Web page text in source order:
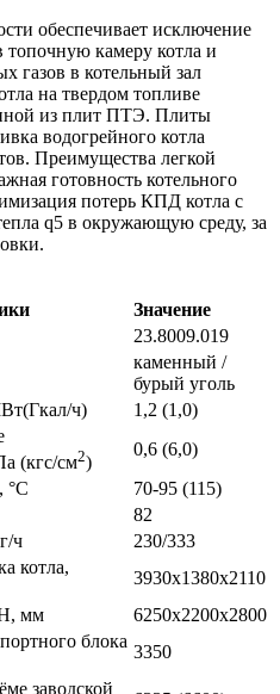
обеспечивает исключение
топочную камеру котла и
газов в котельный зал
на твердом топливе
из плит ПТЭ. Плиты
водогрейного котла
Преимущества легкой
готовность котельного
потерь КПД котла с
q5 в окружающую среду, за
Значение
23.8009.019
каменный /
бурый уголь
ч)
1,2 (1,0)
(кгс/см2)
0,6 (6,0)
°С
70-95 (115)
82
ч
230/333
котла,
3930x1380x2110
мм
6250x2200x2800
блока
3350
заводской